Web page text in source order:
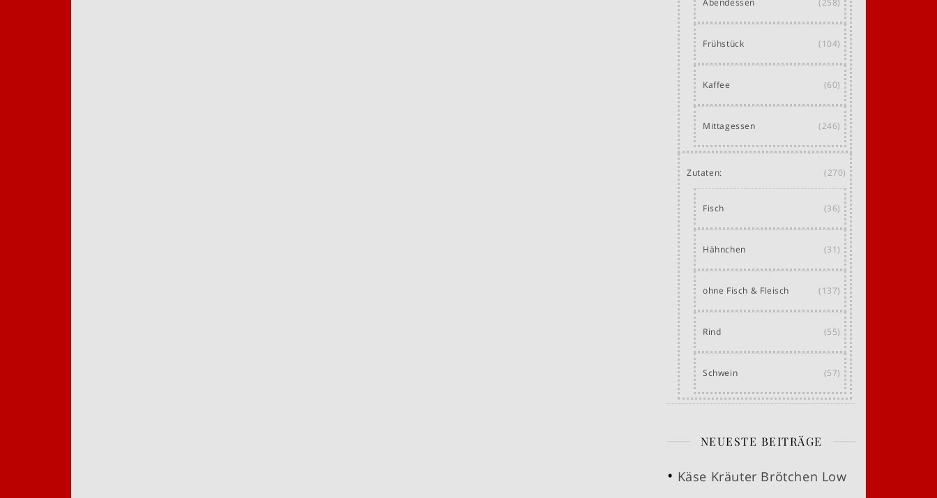
Abendessen (258)
Frühstück (104)
Kaffee (60)
Mittagessen (246)
Zutaten: (270)
Fisch (36)
Hähnchen (31)
ohne Fisch & Fleisch (137)
Rind (55)
Schwein (57)
NEUESTE BEITRÄGE
Käse Kräuter Brötchen Low